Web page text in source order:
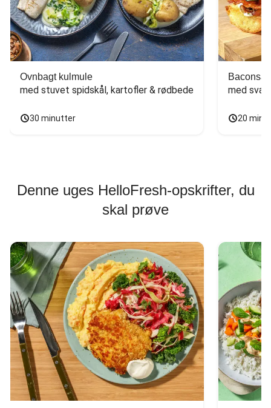
Ovnbagt kulmule
med stuvet spidskål, kartofler & rødbede
30 minutter
med
20
Denne uges HelloFresh-opskrifter, du
skal prøve